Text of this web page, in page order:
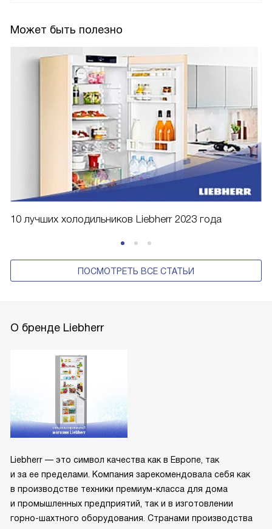
Может быть полезно
10 лучших холодильников Liebherr 2023 года
ПОСМОТРЕТЬ ВСЕ СТАТЬИ
О бренде Liebherr
Liebherr — это символ качества как в Европе, так
и за ее пределами. Компания зарекомендовала себя как
в производстве техники премиум-класса для дома
и промышленных предприятий, так и в изготовлении
горно-шахтного оборудования. Странами производства